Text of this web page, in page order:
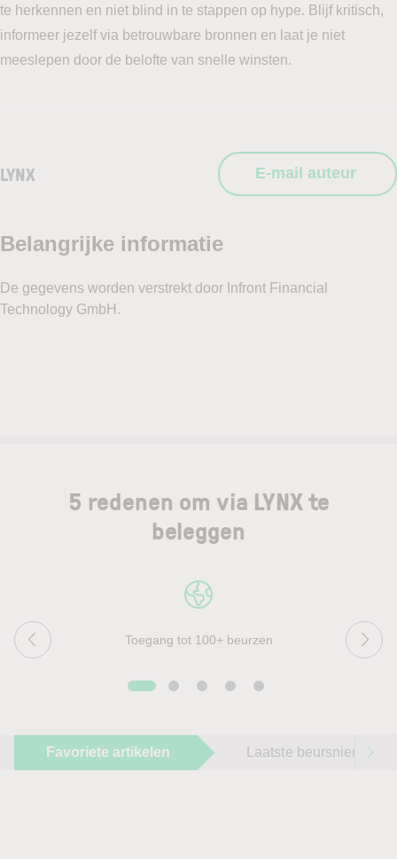
te herkennen en niet blind in te stappen op hype. Blijf kritisch,
informeer jezelf via betrouwbare bronnen en laat je niet
meeslepen door de belofte van snelle winsten.
LYNX E-mail auteur
5 redenen om via LYNX te
beleggen
Toegang tot 100+ beurzen
Favoriete artikelen Laatste beursnieuws